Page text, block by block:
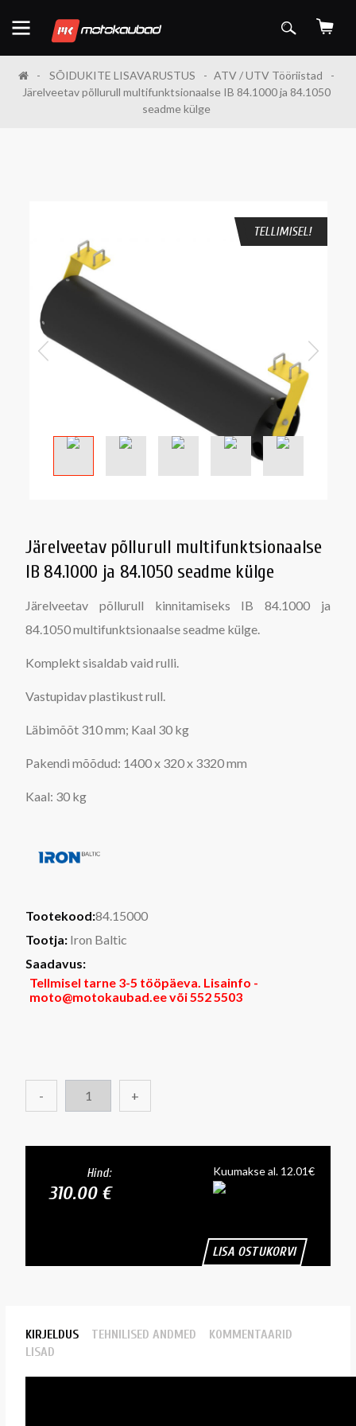
SÕIDUKITE LISAVARUSTUS
ATV / UTV Tööriistad
Järelveetav põllurull multifunktsionaalse IB 84.1000 ja 84.1050
seadme külge
TELLIMISEL!
Järelveetav põllurull multifunktsionaalse
IB 84.1000 ja 84.1050 seadme külge
Järelveetav põllurull kinnitamiseks IB 84.1000 ja
84.1050 multifunktsionaalse seadme külge.
Komplekt sisaldab vaid rulli.
Vastupidav plastikust rull.
Läbimõõt 310 mm; Kaal 30 kg
Pakendi mõõdud: 1400 x 320 x 3320 mm
Kaal: 30 kg
Tootekood:84.15000
Tootja: Iron Baltic
Saadavus:
Tellmisel tarne 3-5 tööpäeva. Lisainfo -
moto@motokaubad.ee või 552 5503
- +
Hind:
310.00 €
Kuumakse al. 12.01€
LISA OSTUKORVI
KIRJELDUS TEHNILISED ANDMED
KOMMENTAARID
LISAD